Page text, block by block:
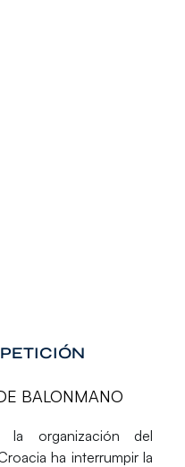
BALONMANO
organización del
ha interrumpir la